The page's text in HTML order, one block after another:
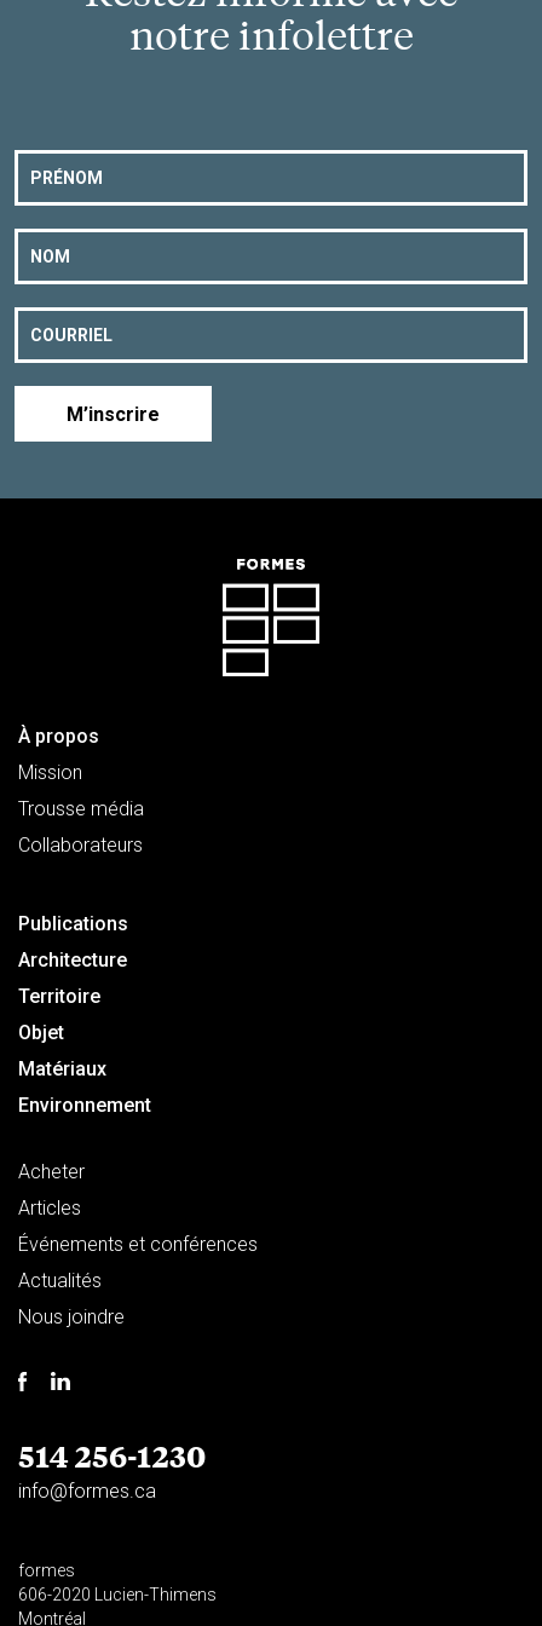
notre infolettre
M’inscrire
À propos
Mission
Trousse média
Collaborateurs
Publications
Architecture
Territoire
Objet
Matériaux
Environnement
Acheter
Articles
Événements et conférences
Actualités
Nous joindre
514 256-1230
info@formes.ca
formes
606-2020 Lucien-Thimens
Montréal